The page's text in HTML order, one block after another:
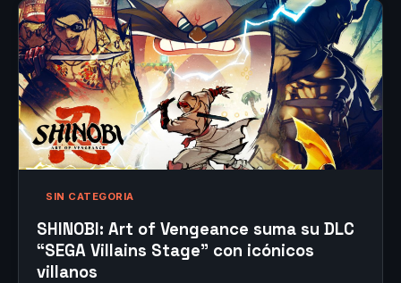
SIN CATEGORIA
SHINOBI: Art of Vengeance suma su DLC
“SEGA Villains Stage” con icónicos
villanos